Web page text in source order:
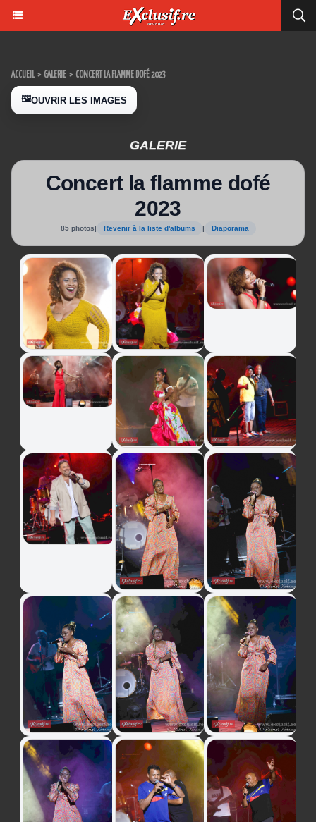
ACCUEIL > GALERIE > CONCERT LA FLAMME DOFÉ 2023
🖼️OUVRIR LES IMAGES
GALERIE
Concert la flamme dofé
2023
85 photos| Revenir à la liste d'albums | Diaporama